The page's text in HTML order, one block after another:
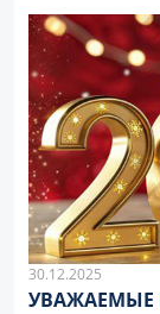
30.12.2025